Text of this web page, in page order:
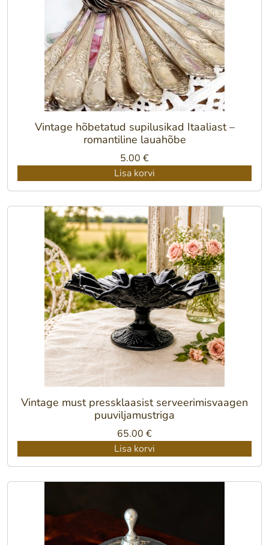
Vintage hõbetatud supilusikad Itaaliast –
romantiline lauahõbe
5.00 €
Lisa korvi
Vintage must pressklaasist serveerimisvaagen
puuviljamustriga
65.00 €
Lisa korvi